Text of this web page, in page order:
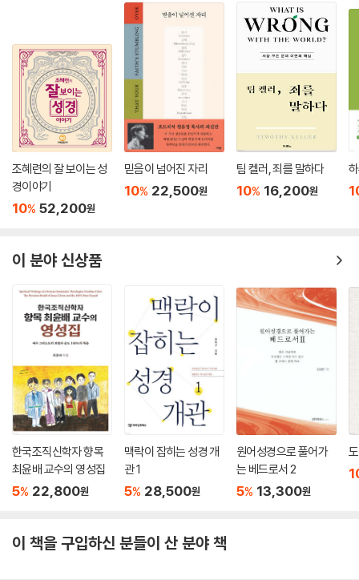
- 마이클 퀵(노든 신학대학원 교수)
강해설교의 수석 건축가가 그린 청사진을 대할 수 있다는 건 우리의 특권
이 아닐 수 없다. 성경적인 설교를 창의적이고 참신하게 전하고 싶은 설교
자들에게 이 책의 일독을 강력히 권한다.
- 로버트 스미스 Jr.(비슨 신학교 교수, 샘포드 대학 교수)
조혜련의 잘 보이는 성
경이야기
10% 52,200원
믿음이 넘어진 자리
10% 22,500원
팀 켈러, 죄를 말하다
10% 16,200원
이 분야 신상품
한국조직신학자 향목
최윤배 교수의 영성집
5% 22,800원
맥락이 잡히는 성경 개
관 1
5% 28,500원
원어성경으로 풀어가
는 베드로서 2
5% 13,300원
이 책을 구입하신 분들이 산 분야 책